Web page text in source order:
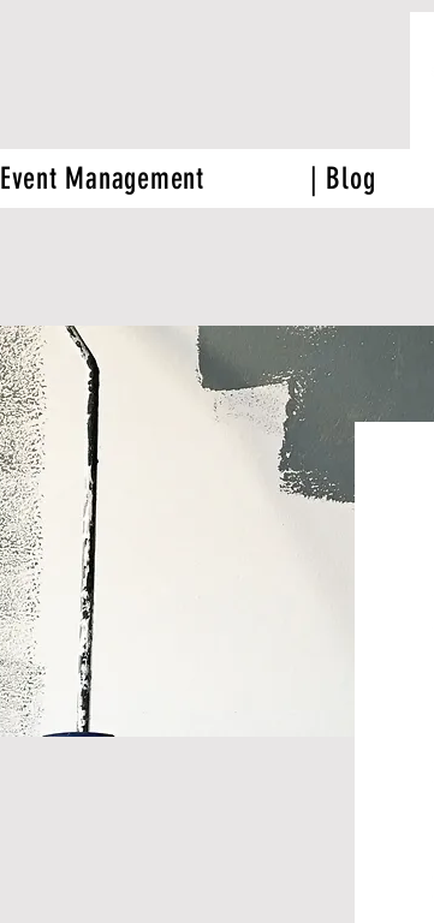
Event Management | Blog